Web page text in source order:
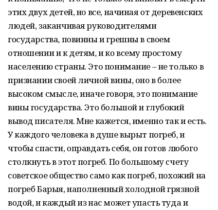
этих двух детей, но все, начиная от деревенских
людей, заканчивая руководителями
государства, повинны и грешны в своем
отношении и к детям, и ко всему простому
населению страны. Это понимание – не только в
признании своей личной вины, оно в более
высоком смысле, иначе говоря, это понимание
вины государства. Это большой и глубокий
вывод писателя. Мне кажется, именно так и есть.
У каждого человека в душе вырыт погреб, и
чтобы спасти, оправдать себя, он готов любого
столкнуть в этот погреб. По большому счету
советское общество само как погреб, похожий на
погреб Барыя, наполненный холодной грязной
водой, и каждый из нас может упасть туда и